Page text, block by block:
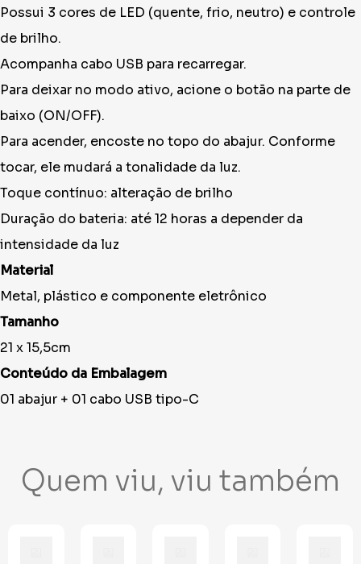
Possui 3 cores de LED (quente, frio, neutro) e controle
de brilho.
Acompanha cabo USB para recarregar.
Para deixar no modo ativo, acione o botão na parte de
baixo (ON/OFF).
Para acender, encoste no topo do abajur. Conforme
tocar, ele mudará a tonalidade da luz.
Toque contínuo: alteração de brilho
Duração do bateria: até 12 horas a depender da
intensidade da luz
Material
Metal, plástico e componente eletrônico
Tamanho
21 x 15,5cm
Conteúdo da Embalagem
01 abajur + 01 cabo USB tipo-C
Quem viu, viu também